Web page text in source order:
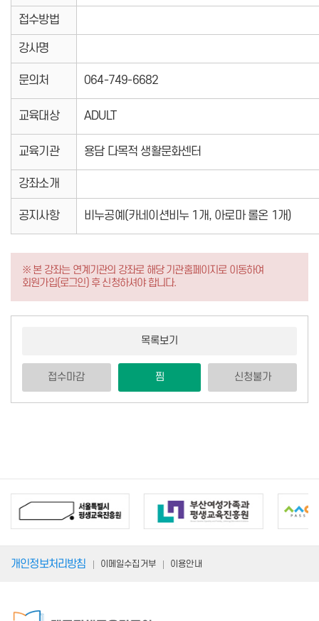
접수방법
강사명
문의처 064-749-6682
교육대상 ADULT
교육기관 용담 다목적 생활문화센터
강좌소개
공지사항 비누공예(카네이션비누 1개, 아로마 롤온 1개)
※ 본 강좌는 연계기관의 강좌로 해당 기관홈페이지로 이동하여
회원가입(로그인) 후 신청하셔야 합니다.
목록보기
접수마감 찜 신청불가
개인정보처리방침 이메일수집거부 이용안내